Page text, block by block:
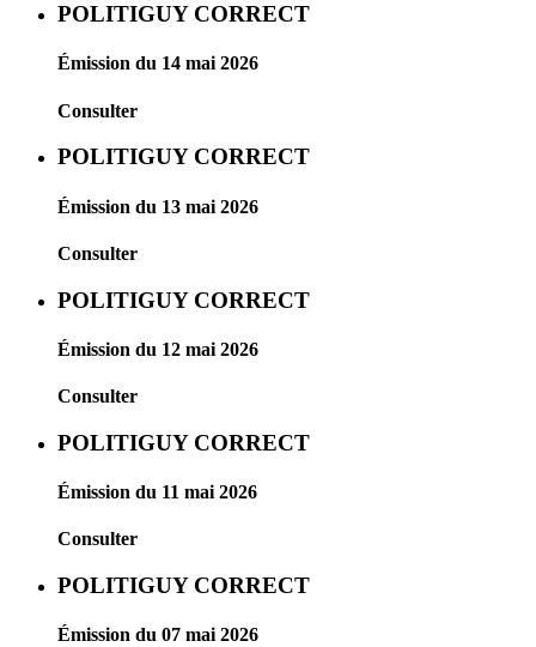
POLITIGUY CORRECT
Émission du 14 mai 2026
Consulter
POLITIGUY CORRECT
Émission du 13 mai 2026
Consulter
POLITIGUY CORRECT
Émission du 12 mai 2026
Consulter
POLITIGUY CORRECT
Émission du 11 mai 2026
Consulter
POLITIGUY CORRECT
Émission du 07 mai 2026